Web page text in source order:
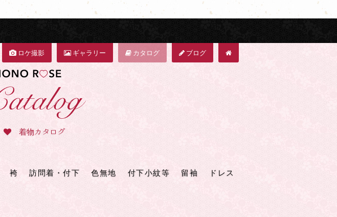
ロケ撮影 ギャラリー カタログ ブログ
着物カタログ
袴 訪問着・付下 色無地 付下小紋等 留袖 ドレス